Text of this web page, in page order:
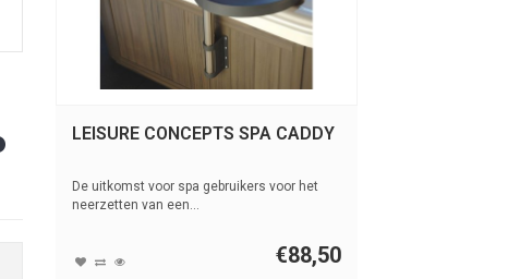
LEISURE CONCEPTS SPA CADDY
De uitkomst voor spa gebruikers voor het
neerzetten van een...
€88,50